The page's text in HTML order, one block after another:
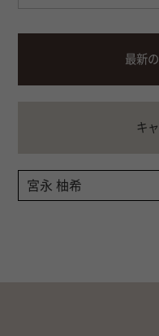
最新
キ